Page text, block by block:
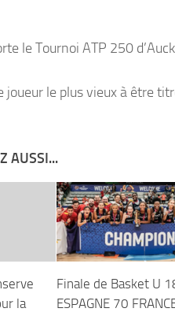
le Tournoi ATP 250
le plus vieux à être
AUSSI...
la
Finale de Basket U
ESPAGNE 70